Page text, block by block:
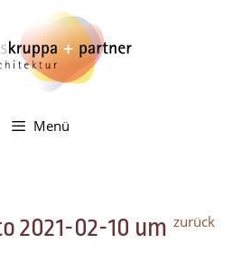
Menü
zurück
2021-02-10 um